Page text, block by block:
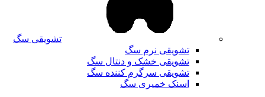
تشویقی سگ
تشویقی نرم سگ
تشویقی خشک و دنتال سگ
تشویقی سرگرم کننده سگ
اسنک خمیری سگ